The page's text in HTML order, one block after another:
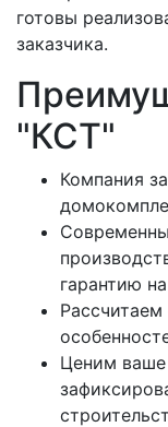
готовы
заказчика.
"КСТ"
Компания
гарантию
Ценим